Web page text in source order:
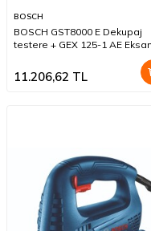
BOSCH
BOSCH GST8000 E Dekupaj
testere + GEX 125-1 AE
11.206,62 TL